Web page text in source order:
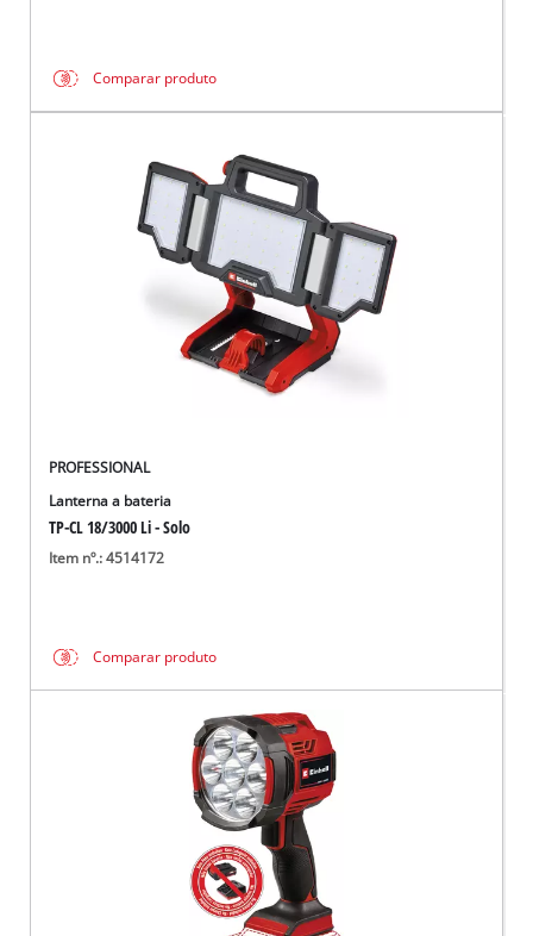
Comparar produto
PROFESSIONAL
Lanterna a bateria
TP-CL 18/3000 Li - Solo
Item nº.: 4514172
Comparar produto